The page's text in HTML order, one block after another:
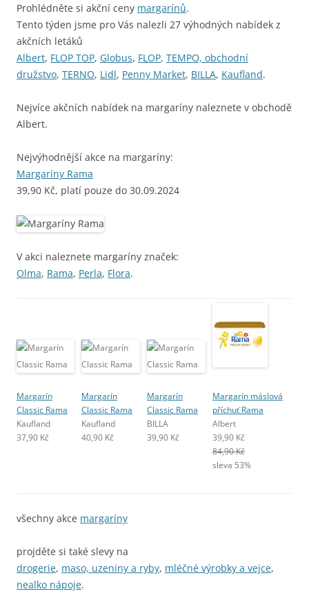
Prohlédněte si akční ceny margarínů.
Tento týden jsme pro Vás nalezli 27 výhodných nabídek z
akčních letáků
Albert, FLOP TOP, Globus, FLOP, TEMPO, obchodní
družstvo, TERNO, Lidl, Penny Market, BILLA, Kaufland.
Nejvíce akčních nabídek na margaríny naleznete v obchodě
Albert.
Nejvýhodnější akce na margaríny:
Margaríny Rama
39,90 Kč, platí pouze do 30.09.2024
V akci naleznete margaríny značek:
Olma, Rama, Perla, Flora.
Margarín
Classic Rama
Kaufland
37,90 Kč
Margarín
Classic Rama
Kaufland
40,90 Kč
Margarín
Classic Rama
BILLA
39,90 Kč
Margarín máslová
příchuť Rama
Albert
39,90 Kč
84,90 Kč
sleva 53%
všechny akce margaríny
projděte si také slevy na
drogerie, maso, uzeniny a ryby, mléčné výrobky a vejce,
nealko nápoje.